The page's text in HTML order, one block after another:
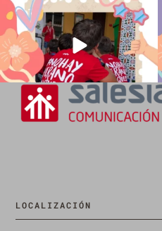
0
LOCALIZACIÓN